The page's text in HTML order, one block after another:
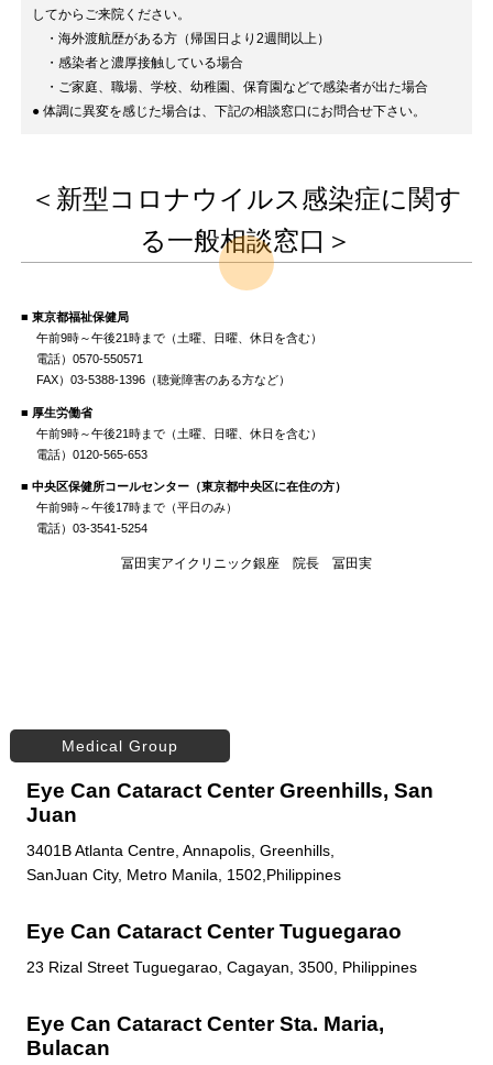
してからご来院ください。
・海外渡航歴がある方（帰国日より2週間以上）
・感染者と濃厚接触している場合
・ご家庭、職場、学校、幼稚園、保育園などで感染者が出た場合
● 体調に異変を感じた場合は、下記の相談窓口にお問合せ下さい。
＜新型コロナウイルス感染症に関す
る一般相談窓口＞
■ 東京都福祉保健局
午前9時～午後21時まで（土曜、日曜、休日を含む）
電話）0570-550571
FAX）03-5388-1396（聴覚障害のある方など）
■ 厚生労働省
午前9時～午後21時まで（土曜、日曜、休日を含む）
電話）0120-565-653
■ 中央区保健所コールセンター（東京都中央区に在住の方）
午前9時～午後17時まで（平日のみ）
電話）03-3541-5254
冨田実アイクリニック銀座 院長 冨田実
Medical Group
Eye Can Cataract Center Greenhills, San
Juan
3401B Atlanta Centre, Annapolis, Greenhills,
SanJuan City, Metro Manila, 1502,Philippines
Eye Can Cataract Center Tuguegarao
23 Rizal Street Tuguegarao, Cagayan, 3500, Philippines
Eye Can Cataract Center Sta. Maria,
Bulacan